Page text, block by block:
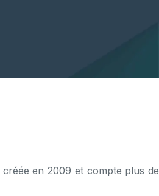
créée en 2009 et compte plus de